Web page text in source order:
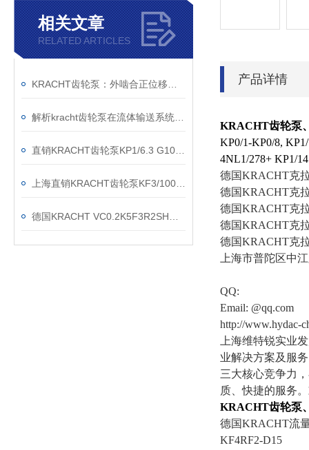
相关文章
RELATED ARTICLES
产品详情
KRACHT齿轮泵
KP0/1-KP0/8,
4NL1/278+ KP1/
德国KRACHT克
德国KRACHT克
德国KRACHT克
德国KRACHT克
德国KRACHT克
上海市普陀区中
QQ:
Email: @qq.com
http://www.hydac-
上海维特锐实业
业解决方案及服
三大核心竞争力
质、快捷的服务
KRACHT齿轮泵
德国KRACHT流
KF4RF2-D15